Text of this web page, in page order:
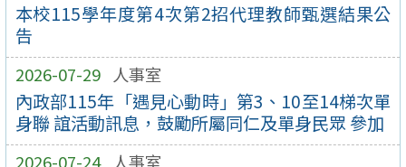
本校115學年度第4次第2招代理教師甄選結果公
告
2026-07-29 人事室
內政部115年「遇見心動時」第3、10至14梯次單
身聯 誼活動訊息，鼓勵所屬同仁及單身民眾 參加
2026-07-24 人事室